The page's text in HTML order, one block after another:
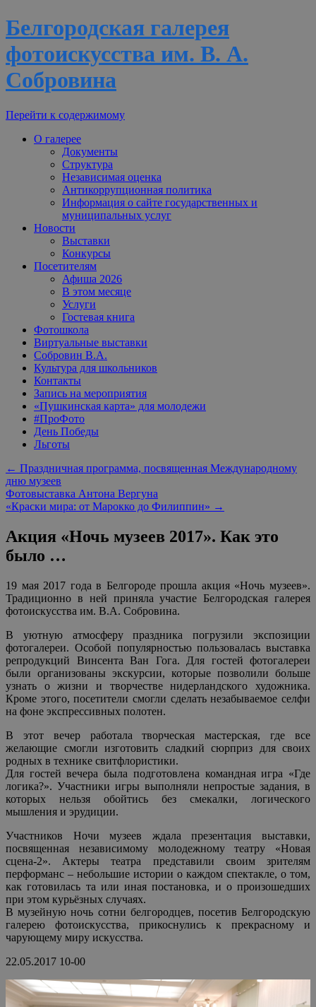
Белгородская галерея
фотоискусства им. В. А.
Собровина
Перейти к содержимому
О галерее
Документы
Структура
Независимая оценка
Антикоррупционная политика
Информация о сайте государственных и
муниципальных услуг
Новости
Выставки
Конкурсы
Посетителям
Афиша 2026
В этом месяце
Услуги
Гостевая книга
Фотошкола
Виртуальные выставки
Собровин В.А.
Культура для школьников
Контакты
Запись на мероприятия
«Пушкинская карта» для молодежи
#ПроФото
День Победы
Льготы
← Праздничная программа, посвященная Международному
дню музеев
Фотовыставка Антона Вергуна
«Краски мира: от Марокко до Филиппин» →
Акция «Ночь музеев 2017». Как это
было …
19 мая 2017 года в Белгороде прошла акция «Ночь музеев».
Традиционно в ней приняла участие Белгородская галерея
фотоискусства им. В.А. Собровина.
В уютную атмосферу праздника погрузили экспозиции
фотогалереи. Особой популярностью пользовалась выставка
репродукций Винсента Ван Гога. Для гостей фотогалереи
были организованы экскурсии, которые позволили больше
узнать о жизни и творчестве нидерландского художника.
Кроме этого, посетители смогли сделать незабываемое селфи
на фоне экспрессивных полотен.
В этот вечер работала творческая мастерская, где все
желающие смогли изготовить сладкий сюрприз для своих
родных в технике свитфлористики.
Для гостей вечера была подготовлена командная игра «Где
логика?». Участники игры выполняли непростые задания, в
которых нельзя обойтись без смекалки, логического
мышления и эрудиции.
Участников Ночи музеев ждала презентация выставки,
посвященная независимому молодежному театру «Новая
сцена-2». Актеры театра представили своим зрителям
перформанс – небольшие истории о каждом спектакле, о том,
как готовилась та или иная постановка, и о произошедших
при этом курьёзных случаях.
В музейную ночь сотни белгородцев, посетив Белгородскую
галерею фотоискусства, прикоснулись к прекрасному и
чарующему миру искусства.
22.05.2017 10-00